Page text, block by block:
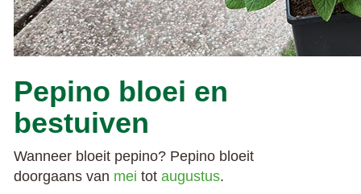
Pepino bloei en
bestuiven
Wanneer bloeit pepino? Pepino bloeit
doorgaans van mei tot augustus.